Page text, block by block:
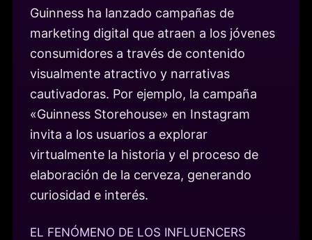
Guinness ha lanzado campañas de
marketing digital que atraen a los jóvenes
consumidores a través de contenido
visualmente atractivo y narrativas
cautivadoras. Por ejemplo, la campaña
«Guinness Storehouse» en Instagram
invita a los usuarios a explorar
virtualmente la historia y el proceso de
elaboración de la cerveza, generando
curiosidad e interés.
EL FENÓMENO DE LOS INFLUENCERS